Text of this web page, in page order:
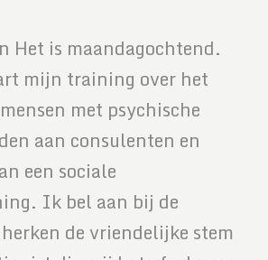
Het is maandagochtend.
mijn training over het
met psychische
aan consulenten en
een sociale
Ik bel aan bij de
de vriendelijke stem